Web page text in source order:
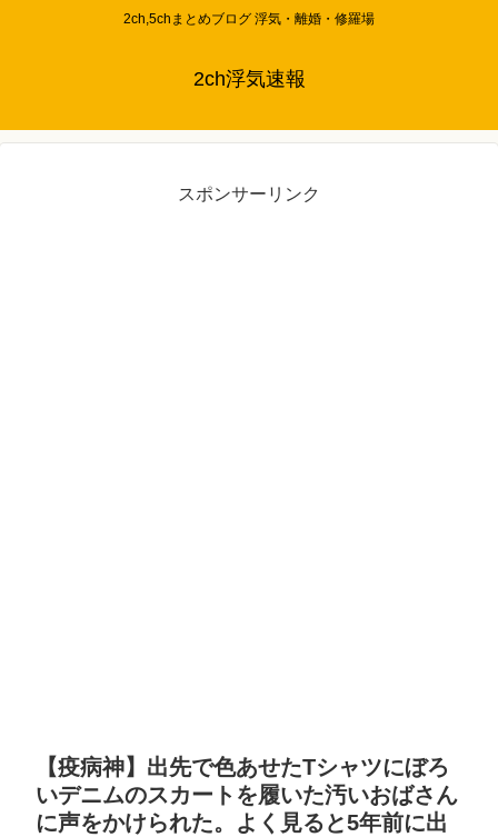
2ch,5chまとめブログ 浮気・離婚・修羅場
2ch浮気速報
スポンサーリンク
【疫病神】出先で色あせたTシャツにぼろ
いデニムのスカートを履いた汚いおばさん
に声をかけられた。よく見ると5年前に出